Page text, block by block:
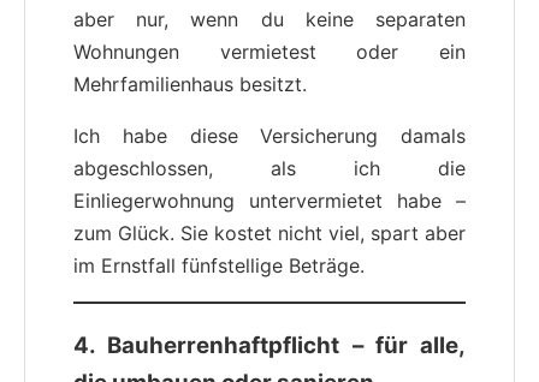
aber nur, wenn du keine separaten
Wohnungen vermietest oder ein
Mehrfamilienhaus besitzt.
Ich habe diese Versicherung damals
abgeschlossen, als ich die
Einliegerwohnung untervermietet habe –
zum Glück. Sie kostet nicht viel, spart aber
im Ernstfall fünfstellige Beträge.
4. Bauherrenhaftpflicht – für alle,